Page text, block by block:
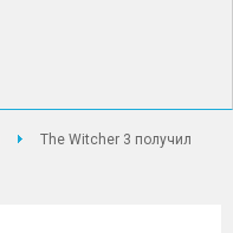
The Witcher 3 получил